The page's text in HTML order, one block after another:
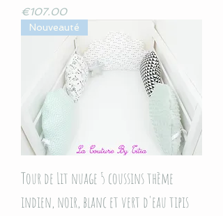
Price
€107.00
Nouveauté
Tour de Lit nuage 5 coussins thème
indien, noir, blanc et vert d'eau tipis